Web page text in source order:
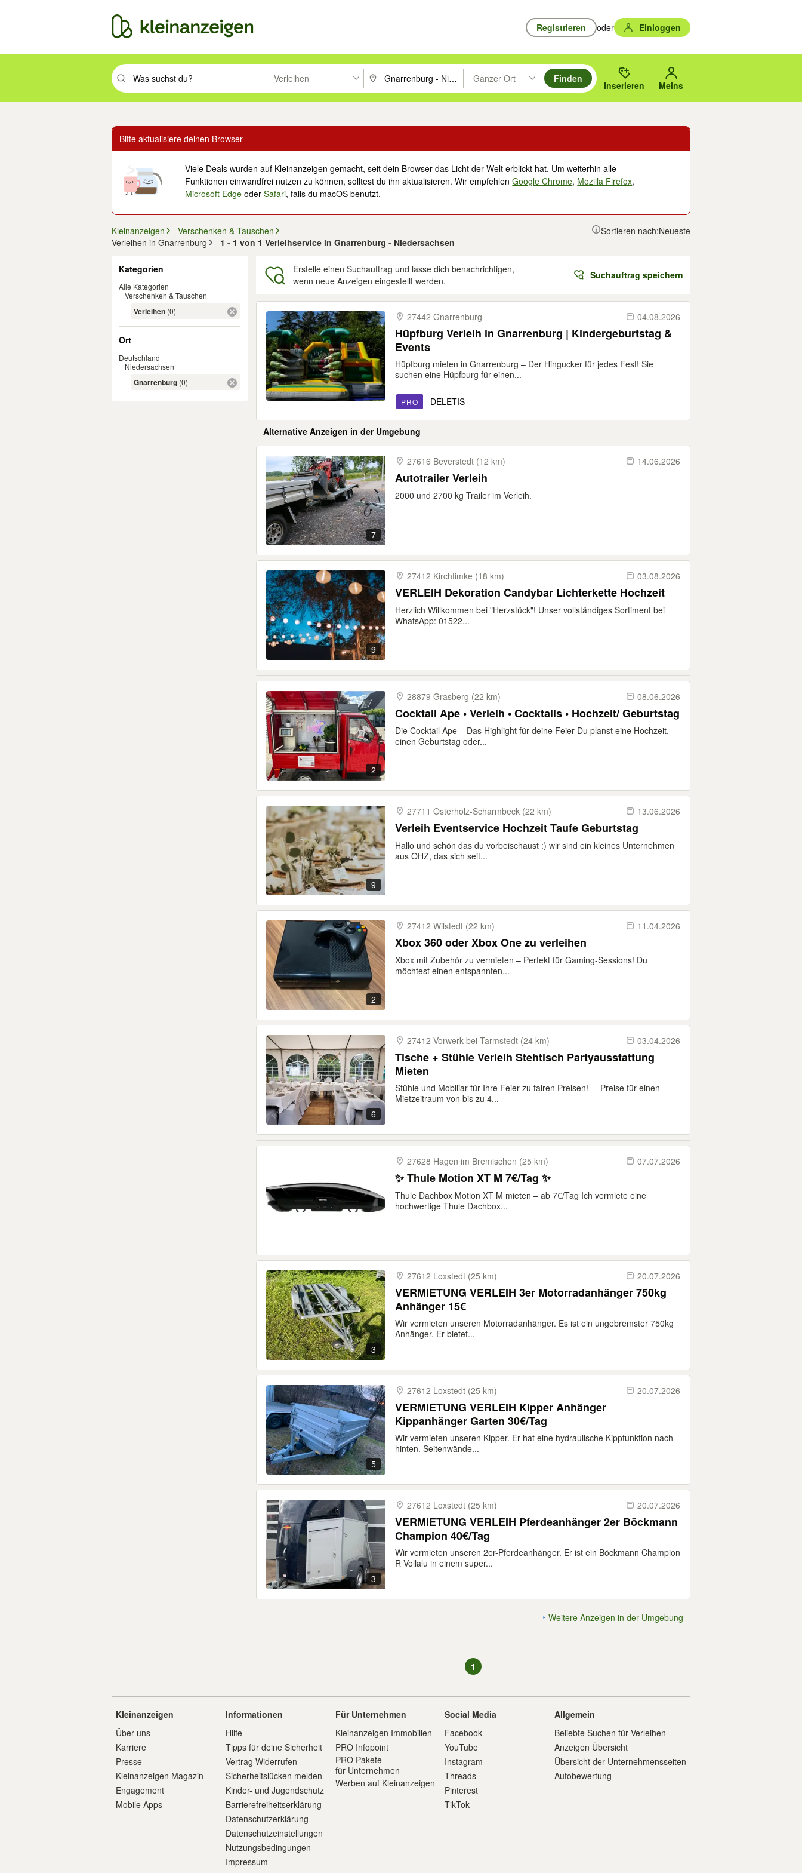
Registrieren oder Einloggen
Suchbegriff eingeben. Eingabetaste drücken um zu suchen, oder Vorschläge mit den Pfeiltasten nach oben/unten durchsuchen und mit Eingabetaste auswählen.
Verleihen PLZ oder Ort eingeben. Eingabetaste drücken um zu suchen, oder Vorschläge mit den Pfeiltasten nach oben/
Ganzer Ort
Suche im Umkreis des gewählten Orts oder PLZ.
Finden
Inserieren Meins
Bitte aktualisiere deinen Browser
Viele Deals wurden auf Kleinanzeigen gemacht, seit dein Browser das Licht der Welt erblickt hat. Um weiterhin alle
Funktionen einwandfrei nutzen zu können, solltest du ihn aktualisieren. Wir empfehlenGoogle Chrome, Mozilla Firefox,
Microsoft Edge oderSafari, falls du macOS benutzt.
Kleinanzeigen
Verschenken & Tauschen
Verleihen in Gnarrenburg
1 - 1 von 1 Verleihservice in Gnarrenburg - Niedersachsen
Sortieren nach:Neueste
Kategorien
Alle Kategorien
Verschenken & Tauschen
Verleihen (0)
Ort
Deutschland
Niedersachsen
Gnarrenburg (0)
Erstelle einen Suchauftrag und lasse dich benachrichtigen,
wenn neue Anzeigen eingestellt werden.
Suchauftrag speichern
27442 Gnarrenburg
04.08.2026
Hüpfburg Verleih in Gnarrenburg | Kindergeburtstag &
Events
Hüpfburg mieten in Gnarrenburg – Der Hingucker für jedes Fest! Sie
suchen eine Hüpfburg für einen...
PRO DELETIS
Alternative Anzeigen in der Umgebung
7
27616 Beverstedt (12 km) 14.06.2026
Autotrailer Verleih
2000 und 2700 kg Trailer im Verleih.
9
27412 Kirchtimke (18 km) 03.08.2026
VERLEIH Dekoration Candybar Lichterkette Hochzeit
Herzlich Willkommen bei "Herzstück"! Unser vollständiges Sortiment bei
WhatsApp: 01522...
2
28879 Grasberg (22 km) 08.06.2026
Cocktail Ape • Verleih • Cocktails • Hochzeit/ Geburtstag
Die Cocktail Ape – Das Highlight für deine Feier Du planst eine Hochzeit,
einen Geburtstag oder...
9
27711 Osterholz-​Scharmbeck (22 km) 13.06.2026
Verleih Eventservice Hochzeit Taufe Geburtstag
Hallo und schön das du vorbeischaust :) wir sind ein kleines Unternehmen
aus OHZ, das sich seit...
2
27412 Wilstedt (22 km) 11.04.2026
Xbox 360 oder Xbox One zu verleihen
Xbox mit Zubehör zu vermieten – Perfekt für Gaming-Sessions! Du
möchtest einen entspannten...
6
27412 Vorwerk bei Tarmstedt (24 km) 03.04.2026
Tische + Stühle Verleih Stehtisch Partyausstattung
Mieten
Stühle und Mobiliar für Ihre Feier zu fairen Preisen! Preise für einen
Mietzeitraum von bis zu 4...
27628 Hagen im Bremischen (25 km) 07.07.2026
✨ Thule Motion XT M 7€/Tag ✨
Thule Dachbox Motion XT M mieten – ab 7€/Tag Ich vermiete eine
hochwertige Thule Dachbox...
3
27612 Loxstedt (25 km) 20.07.2026
VERMIETUNG VERLEIH 3er Motorradanhänger 750kg
Anhänger 15€
Wir vermieten unseren Motorradanhänger. Es ist ein ungebremster 750kg
Anhänger. Er bietet...
5
27612 Loxstedt (25 km) 20.07.2026
VERMIETUNG VERLEIH Kipper Anhänger
Kippanhänger Garten 30€/Tag
Wir vermieten unseren Kipper. Er hat eine hydraulische Kippfunktion nach
hinten. Seitenwände...
3
27612 Loxstedt (25 km) 20.07.2026
VERMIETUNG VERLEIH Pferdeanhänger 2er Böckmann
Champion 40€/Tag
Wir vermieten unseren 2er-Pferdeanhänger. Er ist ein Böckmann Champion
R Vollalu in einem super...
Weitere Anzeigen in der Umgebung
1
Kleinanzeigen
Über uns
Karriere
Presse
Kleinanzeigen Magazin
Engagement
Mobile Apps
Informationen
Hilfe
Tipps für deine Sicherheit
Vertrag Widerrufen
Sicherheitslücken melden
Kinder- und Jugendschutz
Barrierefreiheitserklärung
Datenschutzerklärung
Datenschutzeinstellungen
Nutzungsbedingungen
Impressum
Für Unternehmen
Kleinanzeigen Immobilien
PRO Infopoint
PRO Pakete
für Unternehmen
Werben auf Kleinanzeigen
Social Media
Facebook
YouTube
Instagram
Threads
Pinterest
TikTok
Allgemein
Beliebte Suchen für Verleihen
Anzeigen Übersicht
Übersicht der Unternehmensseiten
Autobewertung